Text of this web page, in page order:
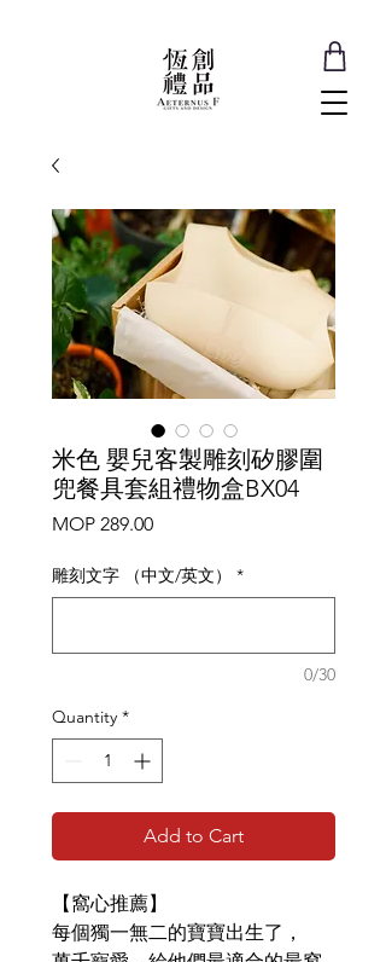
米色 嬰兒客製雕刻矽膠圍
兜餐具套組禮物盒BX04
MOP 289.00Price
雕刻文字 （中文/英文） *
0/30
Quantity *
Add to Cart
【窩心推薦】
每個獨一無二的寶寶出生了，